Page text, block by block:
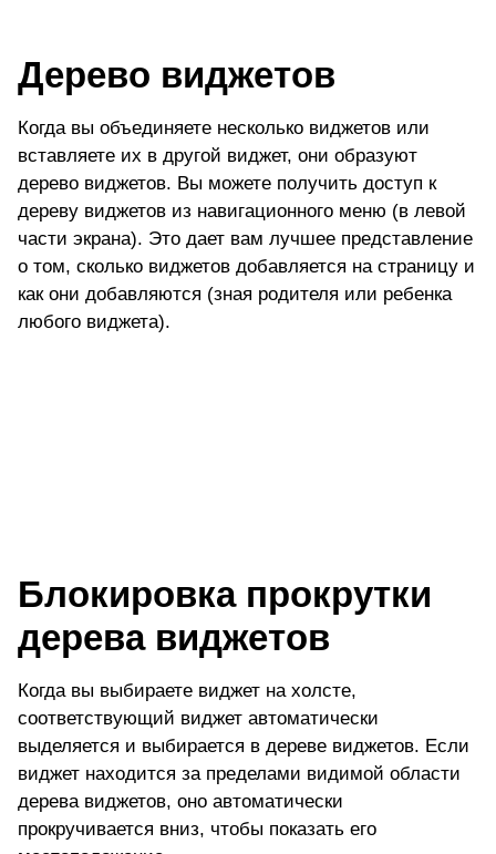
Дерево виджетов
Когда вы объединяете несколько виджетов или
вставляете их в другой виджет, они образуют
дерево виджетов. Вы можете получить доступ к
дереву виджетов из навигационного меню (в левой
части экрана). Это дает вам лучшее представление
о том, сколько виджетов добавляется на страницу и
как они добавляются (зная родителя или ребенка
любого виджета).
Блокировка прокрутки
дерева виджетов
Когда вы выбираете виджет на холсте,
соответствующий виджет автоматически
выделяется и выбирается в дереве виджетов. Если
виджет находится за пределами видимой области
дерева виджетов, оно автоматически
прокручивается вниз, чтобы показать его